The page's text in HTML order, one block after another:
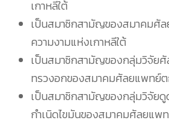
เกาหลีใต้
เป็นสมาชิกสามัญของสมาคมศั
ความงามแห่งเกาหลีใต้
เป็นสมาชิกสามัญของกลุ่มวิจัย
ทรวงอกของสมาคมศัลยแพทย์ต
เป็นสมาชิกสามัญของกลุ่มวิจัยดู
กำเนิดไขมันของสมาคมศัลยแพ